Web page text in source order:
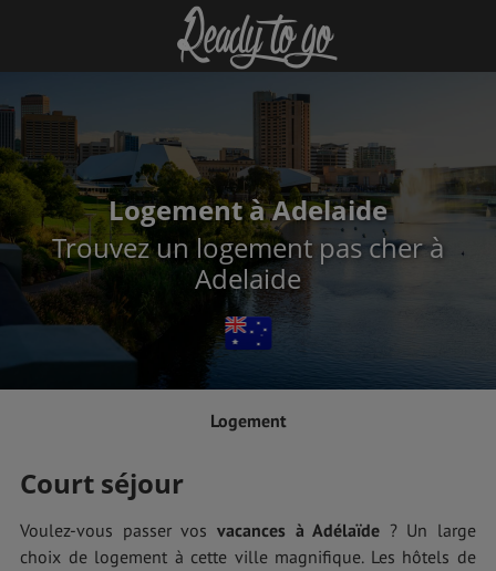
Logement à Adelaide
Trouvez un logement pas cher à
Adelaide
Logement
Court séjour
Voulez-vous passer vos vacances à Adélaïde ? Un large
choix de logement à cette ville magnifique. Les hôtels de